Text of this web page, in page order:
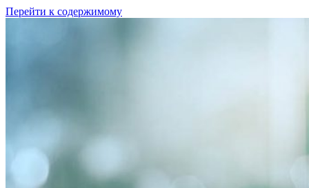
Перейти к содержимому